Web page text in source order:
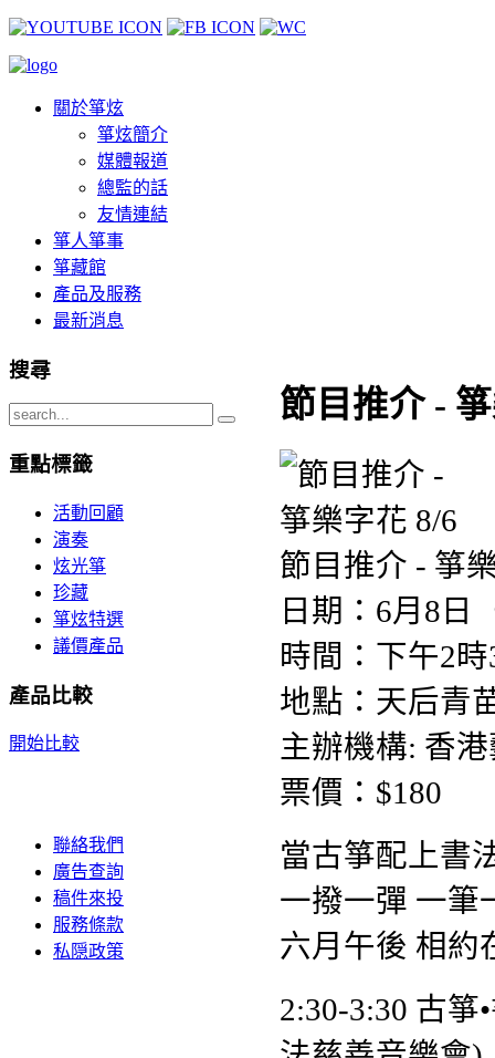
關於箏炫
箏炫簡介
媒體報道
總監的話
友情連結
箏人箏事
箏藏館
產品及服務
最新消息
節目推介 -
節目推介 - 箏
日期：6月8日
時間：下午2
地點：天后青
主辦機構: 香
票價：$180
當古箏配上書
一撥一彈 一筆
六月午後 相約
2:30-3:30 古箏
搜尋
重點標籤
活動回顧
演奏
炫光箏
珍藏
箏炫特選
議價產品
產品比較
開始比較
聯絡我們
廣告查詢
稿件來投
服務條款
私隠政策